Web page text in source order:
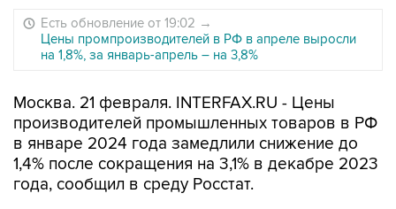
Есть обновление от 19:02 →
Цены промпроизводителей в РФ в апреле выросли
на 1,8%, за январь-апрель – на 3,8%
Москва. 21 февраля. INTERFAX.RU - Цены
производителей промышленных товаров в РФ
в январе 2024 года замедлили снижение до
1,4% после сокращения на 3,1% в декабре 2023
года, сообщил в среду Росстат.